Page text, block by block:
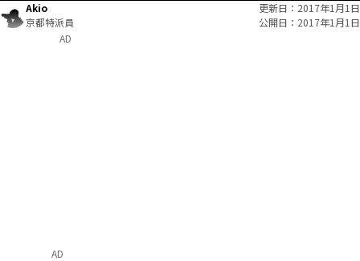
Akio
京都特派員
更新日
2017年1月1日
公開日
2017年1月1日
AD
AD